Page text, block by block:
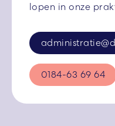
lopen in onze
0184-63 69 64